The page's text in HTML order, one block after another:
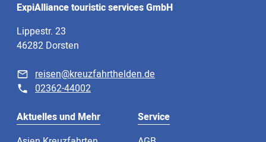
ExpiAlliance touristic services GmbH
Lippestr. 23
46282 Dorsten
reisen@kreuzfahrthelden.de
02362-44002
Aktuelles und Mehr
Service